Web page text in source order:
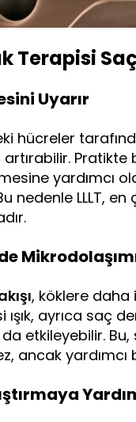
Terapisi
Uyarır
hücreler
yardımcı
nedenle LLLT,
, köklere daha
ışık, ayrıca
da etkileyebilir.
ancak